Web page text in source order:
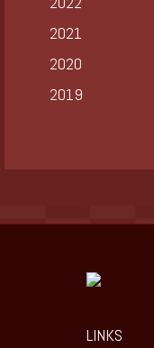
2021
2020
2019
LINKS